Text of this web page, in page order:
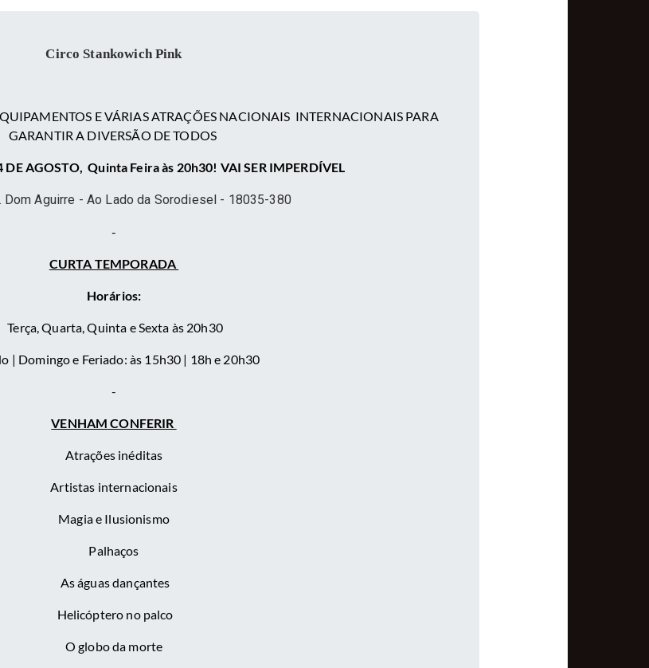
Circo Stankowich Pink
E VÁRIAS ATRAÇÕES NACIONAIS INTERNACIONAIS PARA
GARANTIR A DIVERSÃO DE TODOS
DE AGOSTO, Quinta Feira às 20h30! VAI SER IMPERDÍVEL
Dom Aguirre - Ao Lado da Sorodiesel - 18035-380
-
CURTA TEMPORADA
Horários:
Terça, Quarta, Quinta e Sexta às 20h30
| Domingo e Feriado: às 15h30 | 18h e 20h30
-
VENHAM CONFERIR
Atrações inéditas
Artistas internacionais
Magia e Ilusionismo
Palhaços
As águas dançantes
Helicóptero no palco
O globo da morte